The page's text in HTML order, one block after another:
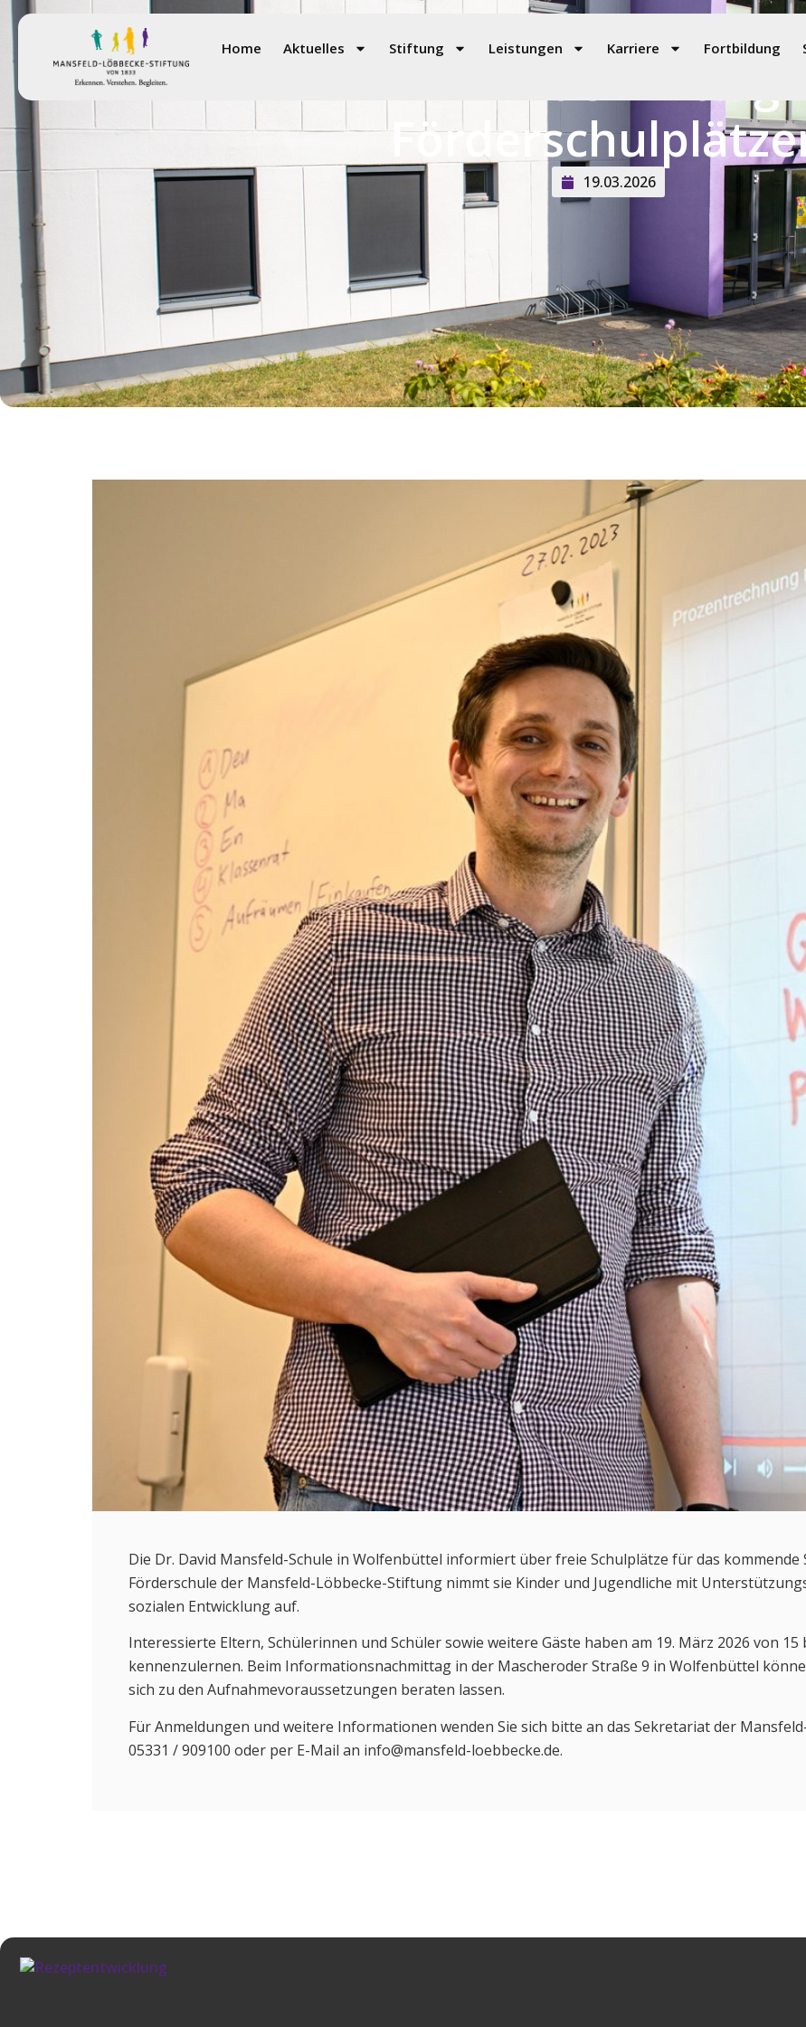
Home Aktuelles Stiftung Leistungen Karriere Fortbildung
Informationsnachmittag
19.03.2026
Die Dr. David Mansfeld-Schule in Wolfenbüttel informiert über freie Schulplätze für das kommende
Förderschule der Mansfeld-Löbbecke-Stiftung nimmt sie Kinder und Jugendliche mit
sozialen Entwicklung auf.
Interessierte Eltern, Schülerinnen und Schüler sowie weitere Gäste haben am 19. März 2026 von 15
kennenzulernen. Beim Informationsnachmittag in der Mascheroder Straße 9 in Wolfenbüttel
sich zu den Aufnahmevoraussetzungen beraten lassen.
Für Anmeldungen und weitere Informationen wenden Sie sich bitte an das Sekretariat der
05331 / 909100 oder per E-Mail an info@mansfeld-loebbecke.de.